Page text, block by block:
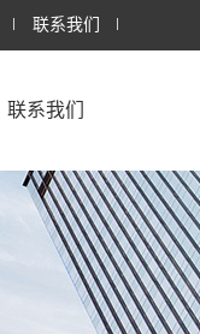
联系我们
联系我们